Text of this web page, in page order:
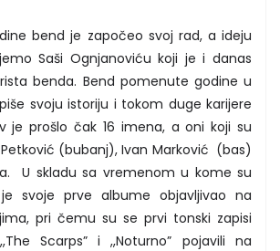
bend je započeo svoj rad, a ideju
Saši Ognjanoviću koji je i danas
benda. Bend pomenute godine u
svoju istoriju i tokom duge karijere
je prošlo čak 16 imena, a oni koji su
(bubanj), Ivan Marković (bas)
U skladu sa vremenom u kome su
svoje prve albume objavljivao na
pri čemu su se prvi tonski zapisi
Scarps” i ,,Noturno” pojavili na